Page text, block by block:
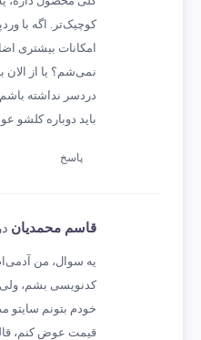
کوچیک‌تر. اگه با
امکانات بیشتری
دردسر نداشته
باید دوباره کلشو
پاسخ
قاسم محمدیان در 25 اسفند 1403
یه سوال، من
کدنویسی بشم،
خودم بتونم سایتو
قیمت عوض کنم،